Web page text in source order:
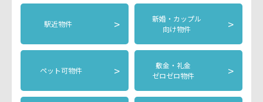
駅近物件 >
新婚・カップル
向け物件
>
ペット可物件 >
敷金・礼金
ゼロゼロ物件
>